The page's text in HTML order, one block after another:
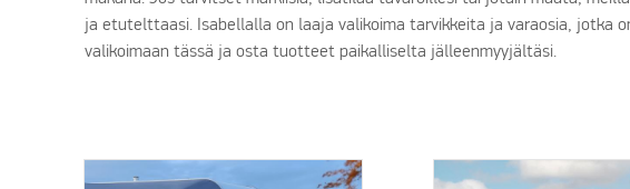
ja etutelttaasi. Isabellalla on laaja valikoima tarvikkeita ja varaosia, jotka
valikoimaan tässä ja osta tuotteet paikalliselta jälleenmyyjältäsi.